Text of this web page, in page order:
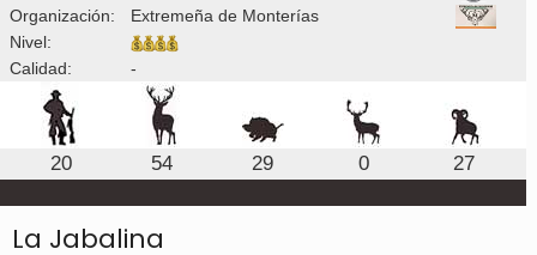
Organización:
Extremeña de Monterías
Nivel:
Calidad:
-
20 54 29 0 27
La Jabalina